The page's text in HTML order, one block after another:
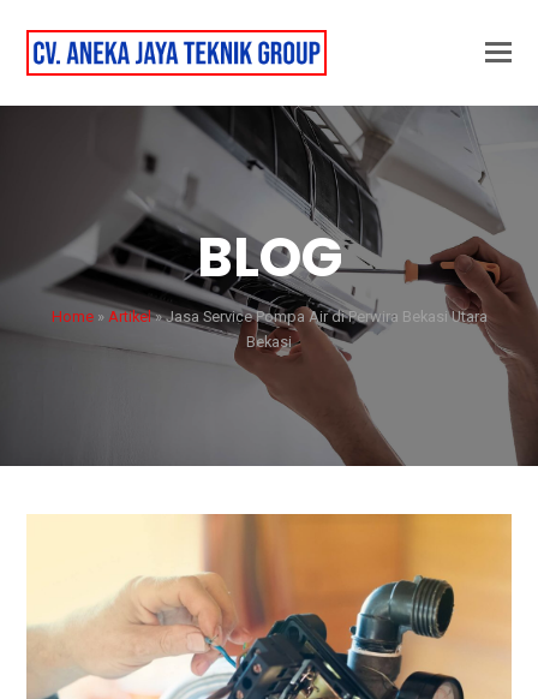
BLOG
Home» Artikel»Jasa Service Pompa Air di Perwira Bekasi Utara
Bekasi